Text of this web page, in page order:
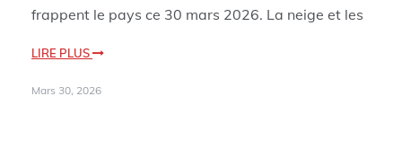
frappent le pays ce 30 mars 2026. La neige et les
LIRE PLUS
Mars 30, 2026